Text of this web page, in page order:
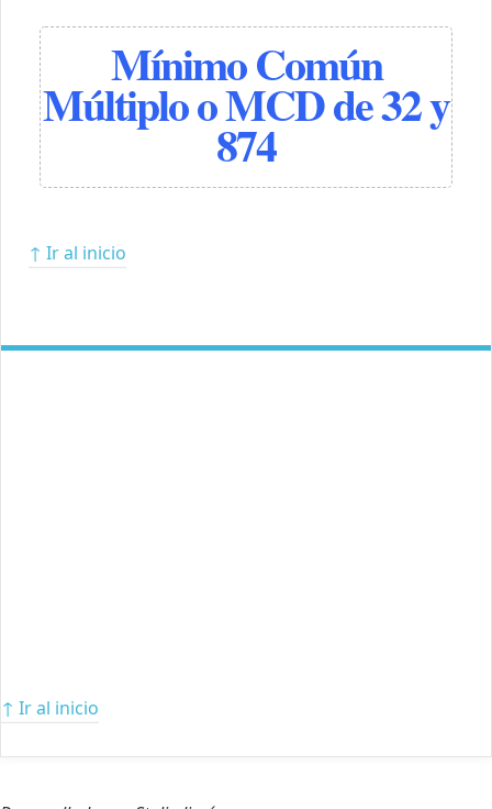
Mínimo Común
Múltiplo o MCD de 32 y
874
↑ Ir al inicio
↑ Ir al inicio